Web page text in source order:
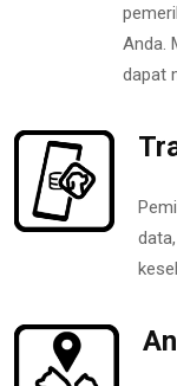
Anda.
dapat